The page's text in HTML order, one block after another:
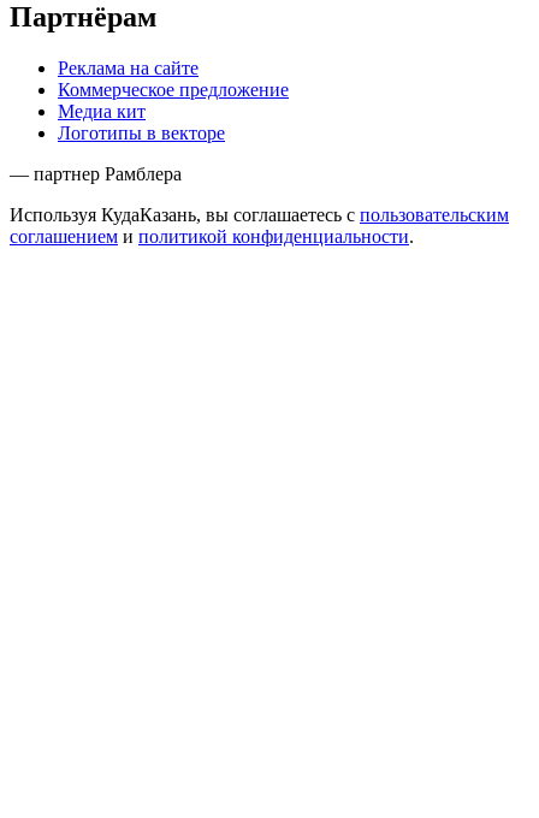
Партнёрам
Реклама на сайте
Коммерческое предложение
Медиа кит
Логотипы в векторе
— партнер Рамблера
Используя КудаКазань, вы соглашаетесь с пользовательским
соглашением и политикой конфиденциальности.